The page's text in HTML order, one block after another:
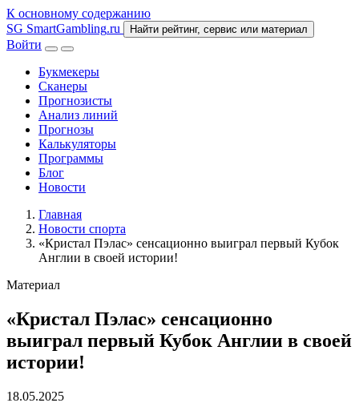
К основному содержанию
SG SmartGambling.ru Найти рейтинг, сервис или материал
Войти
Букмекеры
Сканеры
Прогнозисты
Анализ линий
Прогнозы
Калькуляторы
Программы
Блог
Новости
Главная
Новости спорта
«Кристал Пэлас» сенсационно выиграл первый Кубок
Англии в своей истории!
Материал
«Кристал Пэлас» сенсационно
выиграл первый Кубок Англии в своей
истории!
18.05.2025